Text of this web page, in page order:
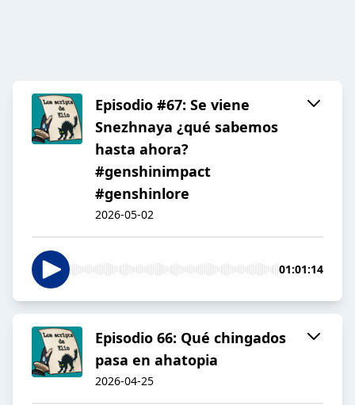
Episodio #67: Se viene
Snezhnaya ¿qué sabemos
hasta ahora?
#genshinimpact
#genshinlore
2026-05-02
01:01:14
Episodio 66: Qué chingados
pasa en ahatopia
2026-04-25